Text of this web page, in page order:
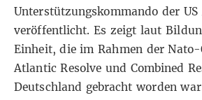
Unterstützungskommando der US
veröffentlicht. Es zeigt laut
Einheit, die im Rahmen der Nato-
Atlantic Resolve und Combined
Deutschland gebracht worden